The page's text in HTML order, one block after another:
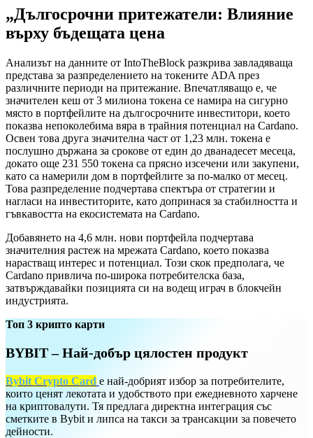
„Дългосрочни притежатели: Влияние
върху бъдещата цена
Анализът на данните от IntoTheBlock разкрива завладяваща
представа за разпределението на токените ADA през
различните периоди на притежание. Впечатляващо е, че
значителен кеш от 3 милиона токена се намира на сигурно
място в портфейлите на дългосрочните инвеститори, което
показва непоколебима вяра в трайния потенциал на Cardano.
Освен това друга значителна част от 1,23 млн. токена е
послушно държана за срокове от един до дванадесет месеца,
докато още 231 550 токена са прясно изсечени или закупени,
като са намерили дом в портфейлите за по-малко от месец.
Това разпределение подчертава спектъра от стратегии и
нагласи на инвеститорите, като допринася за стабилността и
гъвкавостта на екосистемата на Cardano.
Добавянето на 4,6 млн. нови портфейла подчертава
значителния растеж на мрежата Cardano, което показва
нарастващ интерес и потенциал. Този скок предполага, че
Cardano привлича по-широка потребителска база,
затвърждавайки позицията си на водещ играч в блокчейн
индустрията.
Топ 3 крипто карти
BYBIT – Най-добър цялостен продукт
Bybit Crypto Card е най-добрият избор за потребителите,
които ценят лекотата и удобството при ежедневното харчене
на криптовалути. Тя предлага директна интеграция със
сметките в Bybit и липса на такси за трансакции за повечето
дейности.